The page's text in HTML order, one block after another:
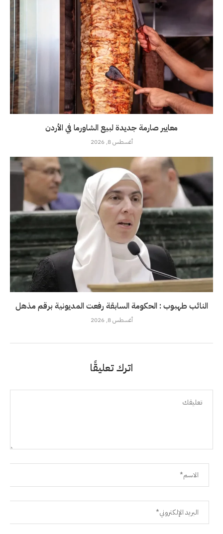
معايير صارمة جديدة لبيع الشاورما في الأردن
أغسطس 8, 2026
النائب طهبوب : الحكومة السابقة رفعت المديونية برقم مذهل
أغسطس 8, 2026
اترك تعليقًا